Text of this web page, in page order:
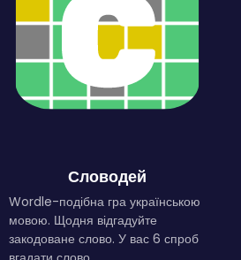
Словодей
Wordle-подібна гра українською
мовою. Щодня відгадуйте
закодоване слово. У вас 6 спроб